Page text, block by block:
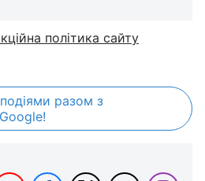
політика сайту
разом з